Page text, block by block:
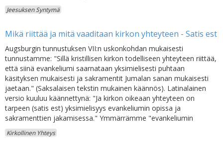
Jeesuksen Syntymä
Mikä riittää ja mitä vaaditaan kirkon yhteyteen - Satis est
Augsburgin tunnustuksen VII:n uskonkohdan mukaisesti
tunnustamme: "Sillä kristillisen kirkon todelliseen yhteyteen riittää,
että siinä evankeliumi saarnataan yksimielisesti puhtaan
käsityksen mukaisesti ja sakramentit Jumalan sanan mukaisesti
jaetaan." (Saksalaisen tekstin mukainen käännös). Latinalainen
versio kuuluu käännettynä: "Ja kirkon oikeaan yhteyteen on
tarpeen (satis est) yksimielisyys evankeliumin opissa ja
sakramenttien jakamisessa." Ymmärrämme "evankeliumin
Kirkollinen Yhteys